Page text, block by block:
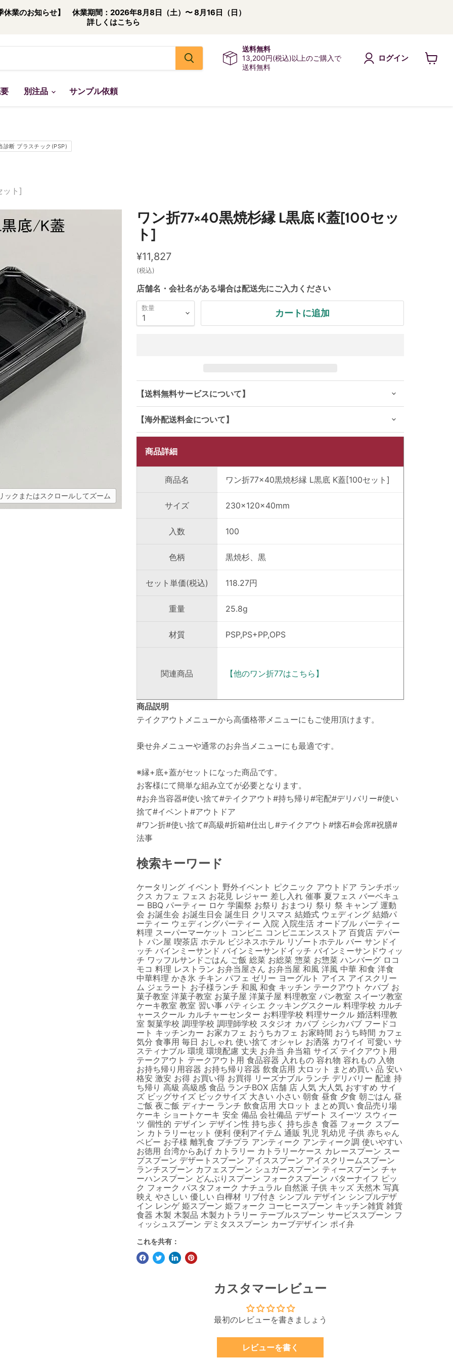
休業のお知らせ】 休業期間：2026年8月8日（土）〜 8月16日（日）
詳しくはこちら
送料無料
13,200円(税込)以上のご購入で
送料無料
ログイン
別注品 サンプル依頼
診断 プラスチック(PSP)
ット]
ックまたはスクロールしてズーム
ワン折77×40黒焼杉縁 L黒底 K蓋[100セッ
ト]
現在の価格
¥11,827
(税込)
店舗名・会社名がある場合は配送先にご入力ください
数量 カートに追加
【送料無料サービスについて】
【海外配送料金について】
商品詳細
商品名 ワン折77×40黒焼杉縁 L黒底 K蓋[100セット]
サイズ 230×120×40mm
入数 100
色柄 黒焼杉、黒
セット単価(税込) 118.27円
重量 25.8g
材質 PSP,PS+PP,OPS
関連商品 【他のワン折77はこちら】
商品説明
テイクアウトメニューから高価格帯メニューにもご使用頂けます。
乗せ弁メニューや通常のお弁当メニューにも最適です。
※縁+底+蓋がセットになった商品です。
お客様にて簡単な組み立てが必要となります。
#お弁当容器#使い捨て#テイクアウト#持ち帰り#宅配#デリバリー#使い
捨て#イベント#アウトドア
#ワン折#使い捨て#高級#折箱#仕出し#テイクアウト#懐石#会席#祝膳#
法事
検索キーワード
ケータリング イベント 野外イベント ピクニック アウトドア ランチボッ
クス カフェ フェス お花見 レジャー 差し入れ 催事 夏フェス バーベキュ
ー BBQ パーティー ロケ 学園祭 お祭り おまつり 祭り 祭 キャンプ 運動
会 お誕生会 お誕生日会 誕生日 クリスマス 結婚式 ウェディング 結婚パ
ーティー ウェディングパーティー 入院 入院生活 オードブル パーティー
料理 スーパーマーケット コンビニ コンビニエンスストア 百貨店 デパー
ト パン屋 喫茶店 ホテル ビジネスホテル リゾートホテル バー サンドイ
ッチ バインミーサンド バインミーサンドイッチ バインミーサンドウィッ
チ ワッフルサンドごはん ご飯 総菜 お総菜 惣菜 お惣菜 ハンバーグ ロコ
モコ 料理 レストラン お弁当屋さん お弁当屋 和風 洋風 中華 和食 洋食
中華料理 かき氷 チキン パフェ ゼリー ヨーグルト アイス アイスクリー
ム ジェラート お子様ランチ 和風 和食 キッチン テークアウト ケバブ お
菓子教室 洋菓子教室 お菓子屋 洋菓子屋 料理教室 パン教室 スイーツ教室
ケーキ教室 教室 習い事 パティシエ クッキングスクール 料理学校 カルチ
ャースクール カルチャーセンター お料理学校 料理サークル 婚活料理教
室 製菓学校 調理学校 調理師学校 スタジオ カバブ シシカバブ フードコ
ート キッチンカー お家カフェ おうちカフェ お家時間 おうち時間 カフェ
気分 食事用 毎日 おしゃれ 使い捨て オシャレ お洒落 カワイイ 可愛い サ
スティナブル 環境 環境配慮 丈夫 お弁当 弁当箱 サイズ テイクアウト用
テークアウト テークアウト用 食品容器 入れもの 容れ物 容れもの 入物
お持ち帰り用容器 お持ち帰り容器 飲食店用 大ロット まとめ買い 品 安い
格安 激安 お得 お買い得 お買得 リーズナブル ランチ デリバリー 配達 持
ち帰り 高級 高級感 食品 ランチBOX 店舗 店 人気 大人気 おすすめ サイ
ズ ビッグサイズ ビックサイズ 大きい 小さい 朝食 昼食 夕食 朝ごはん 昼
ご飯 夜ご飯 ディナー ランチ 飲食店用 大ロット まとめ買い 食品売り場
ケーキ ショートケーキ 安全 備品 会社備品 デザート スイーツ スウィー
ツ 個性的 デザイン デザイン性 持ち歩く 持ち歩き 食器 フォーク スプー
ン カトラリーセット 便利 便利アイテム 通販 乳児 乳幼児 子供 赤ちゃん
ベビー お子様 離乳食 プチプラ アンティーク アンティーク調 使いやすい
お徳用 台湾からあげ カトラリー カトラリーケース カレースプーン スー
プスプーン デザートスプーン アイススプーン アイスクリームスプーン
ランチスプーン カフェスプーン シュガースプーン ティースプーン チャ
ーハンスプーン どんぶりスプーン フォークスプーン バターナイフ ピッ
ク フォーク パスタフォーク ナチュラル 自然派 子供 キッズ 天然木 写真
映え やさしい 優しい 白樺材 リブ付き シンプル デザイン シンプルデザ
イン レンゲ 姫スプーン 姫フォーク コーヒースプーン キッチン雑貨 雑貨
食器 木製 木製品 木製カトラリー テーブルスプーン サービススプーン フ
ィッシュスプーン デミタススプーン カーブデザイン ポイ弁
これを共有：
カスタマーレビュー
最初のレビューを書きましょう
レビューを書く